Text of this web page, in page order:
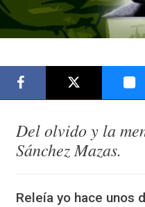
Del olvido y la
Sánchez Mazas.
Releía yo hace unos